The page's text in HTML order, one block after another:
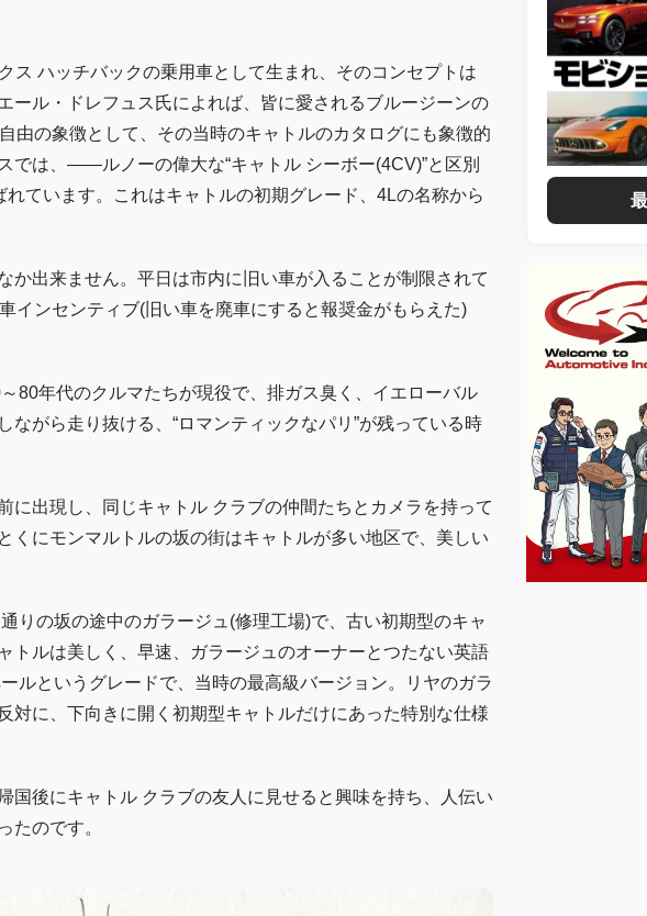
ス ハッチバックの乗用車として生まれ、そのコンセプトは
ール・ドレフュス氏によれば、皆に愛されるブルージーンの
由の象徴として、その当時のキャトルのカタログにも象徴的
では、――ルノーの偉大な“キャトル シーボー(4CV)”と区別
ています。これはキャトルの初期グレード、4Lの名称から
か出来ません。平日は市内に旧い車が入ることが制限されて
インセンティブ(旧い車を廃車にすると報奨金がもらえた)
80年代のクルマたちが現役で、排ガス臭く、イエローバル
がら走り抜ける、“ロマンティックなパリ”が残っている時
出現し、同じキャトル クラブの仲間たちとカメラを持って
くにモンマルトルの坂の街はキャトルが多い地区で、美しい
りの坂の途中のガラージュ(修理工場)で、古い初期型のキャ
トルは美しく、早速、ガラージュのオーナーとつたない英語
ルというグレードで、当時の最高級バージョン。リヤのガラ
対に、下向きに開く初期型キャトルだけにあった特別な仕様
国後にキャトル クラブの友人に見せると興味を持ち、人伝い
たのです。